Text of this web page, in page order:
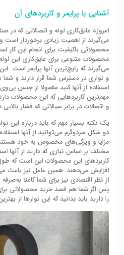
آشنایی با پرایمر و کاربردهای آن
امروزه عایق‌کاری لوله و اتصالاتی که در
می‌گیرند از اهمیت زیادی برخوردار است
محصولاتی باکیفیت برای انجام این کار
محصولات متنوعی برای عایق‌کاری این
می‌گیرند که رایج‌ترین آنها پرایمر است.
و نواری در دسترس شما قرار دارند و شما
استفاده از آنها کنید معمولا از جنس
مهم‌ترین کاربردهایی که این محصولات
و اتصالات در برابر سیالاتی که فشار
یک نکته بسیار مهم که باید درباره این
دو شکل سردوگرم می‌توانید از آنها
مزایا و ویژگی‌های مخصوص به خود هستند؛
مختلف بر اساس نیازی که دارید از آنها
کاربردهای این محصولات این است که طول
افزایش می‌دهند. همین عامل نیز باعث
از نظر اقتصادی نیز برای شما کاملا
پس اگر شما هم قصد خرید محصولاتی
را دارید باید بدانید که این نوارها از